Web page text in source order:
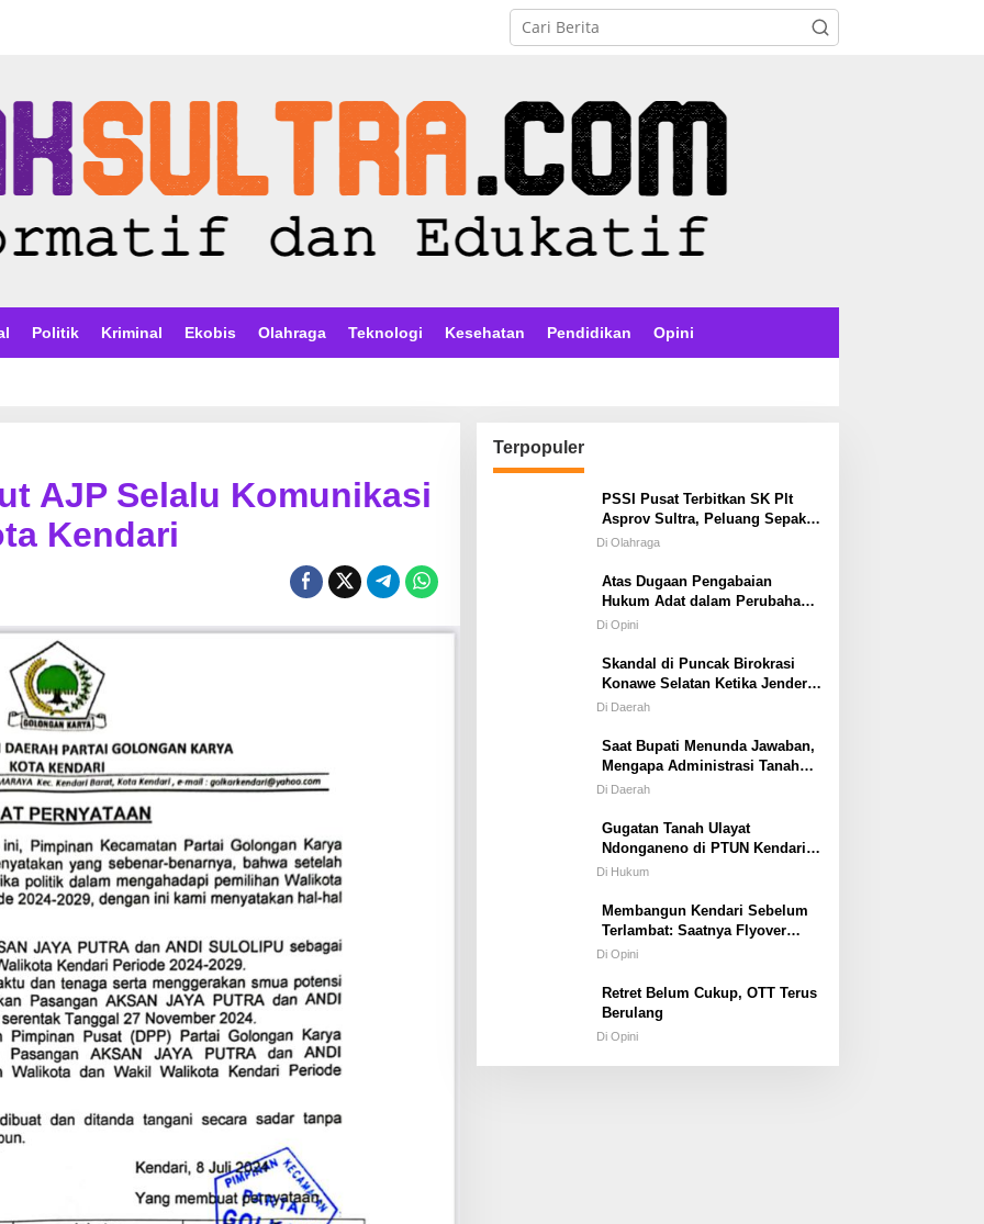
Politik Kriminal Ekobis Olahraga Teknologi Kesehatan Pendidikan Opini
AJP Selalu Komunikasi
Kendari
Terpopuler
PSSI Pusat Terbitkan SK Plt
Asprov Sultra, Peluang Sepak
Bola dan Futsal Tampil di
Di Olahraga
Atas Dugaan Pengabaian
Hukum Adat dalam Perubahan
Simbol Mahar Perkawinan Adat
Di Opini
Skandal di Puncak Birokrasi
Konawe Selatan Ketika Jenderal
Di Daerah
Saat Bupati Menunda Jawaban,
Mengapa Administrasi Tanah
Tetap Berjalan?
Di Daerah
Gugatan Tanah Ulayat
Ndonganeno di PTUN Kendari;
Saat Negara Diuji Menghormati
Di Hukum
Membangun Kendari Sebelum
Terlambat: Saatnya Flyover
Menjadi Agenda Strategis Kota
Di Opini
Retret Belum Cukup, OTT Terus
Berulang
Di Opini